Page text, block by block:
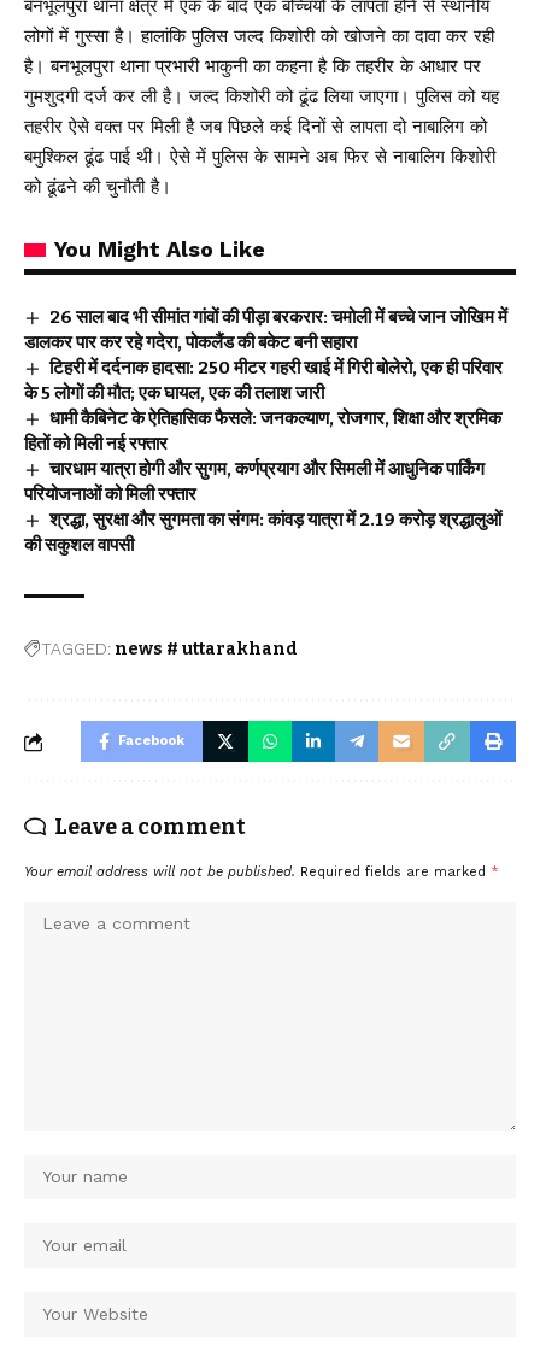
बनभूलपुरा थाना क्षेत्र में एक के बाद एक बच्चियों के लापता होने से स्थानीय
लोगों में गुस्सा है। हालांकि पुलिस जल्द किशोरी को खोजने का दावा कर रही
है। बनभूलपुरा थाना प्रभारी भाकुनी का कहना है कि तहरीर के आधार पर
गुमशुदगी दर्ज कर ली है। जल्द किशोरी को ढूंढ लिया जाएगा। पुलिस को यह
तहरीर ऐसे वक्त पर मिली है जब पिछले कई दिनों से लापता दो नाबालिग को
बमुश्किल ढूंढ पाई थी। ऐसे में पुलिस के सामने अब फिर से नाबालिग किशोरी
को ढूंढने की चुनौती है।
You Might Also Like
26 साल बाद भी सीमांत गांवों की पीड़ा बरकरार: चमोली में बच्चे जान जोखिम में
डालकर पार कर रहे गदेरा, पोकलैंड की बकेट बनी सहारा
टिहरी में दर्दनाक हादसा: 250 मीटर गहरी खाई में गिरी बोलेरो, एक ही परिवार
के 5 लोगों की मौत; एक घायल, एक की तलाश जारी
धामी कैबिनेट के ऐतिहासिक फैसले: जनकल्याण, रोजगार, शिक्षा और श्रमिक
हितों को मिली नई रफ्तार
चारधाम यात्रा होगी और सुगम, कर्णप्रयाग और सिमली में आधुनिक पार्किंग
परियोजनाओं को मिली रफ्तार
श्रद्धा, सुरक्षा और सुगमता का संगम: कांवड़ यात्रा में 2.19 करोड़ श्रद्धालुओं
की सकुशल वापसी
TAGGED: news # uttarakhand
Facebook
Leave a comment
Your email address will not be published. Required fields are marked *